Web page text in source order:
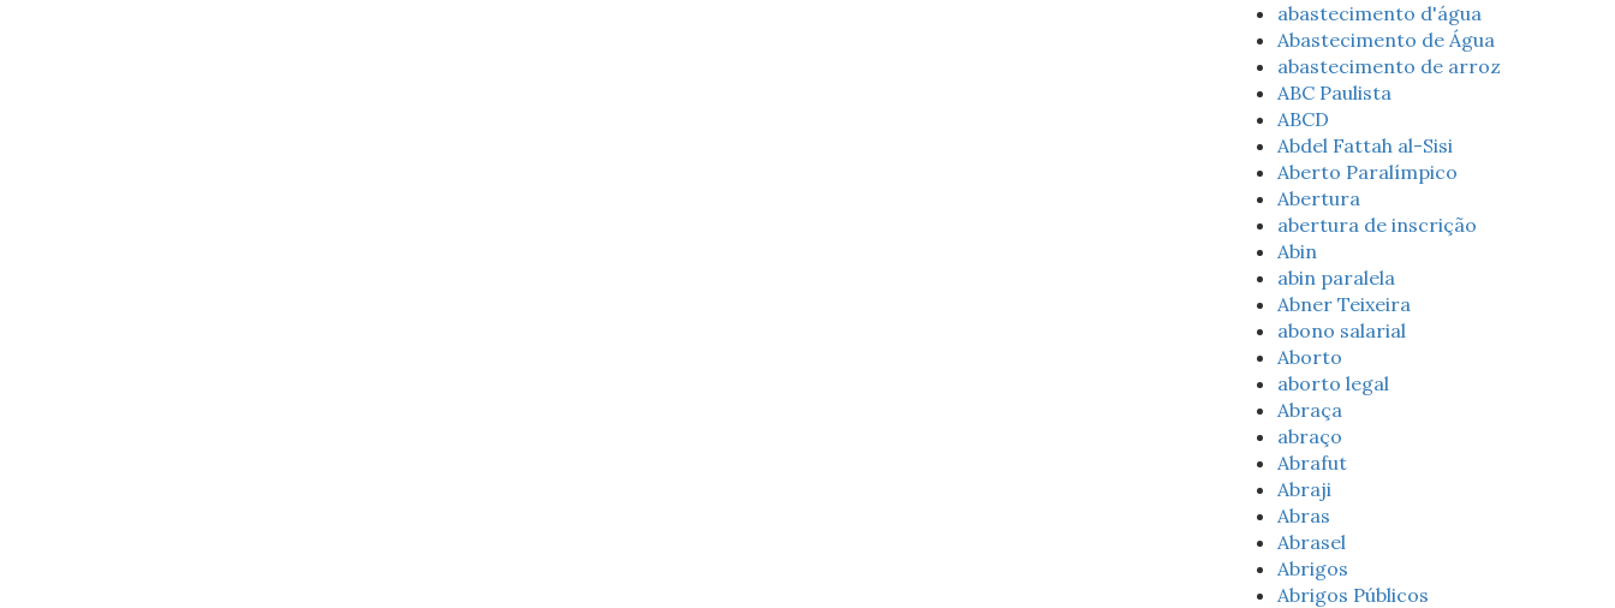
abastecimento d'água
Abastecimento de Água
abastecimento de arroz
ABC Paulista
ABCD
Abdel Fattah al-Sisi
Aberto Paralímpico
Abertura
abertura de inscrição
Abin
abin paralela
Abner Teixeira
abono salarial
Aborto
aborto legal
Abraça
abraço
Abrafut
Abraji
Abras
Abrasel
Abrigos
Abrigos Públicos